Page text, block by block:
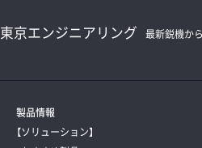
東京エンジニアリング 最新鋭機か
製品情報
【ソリューション】